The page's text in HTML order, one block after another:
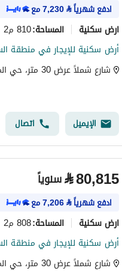
ادفع شهرياً⃁
7,230مع
ارض سكنية المساحة:810 م2
أرض سكنية للإيجار في منطقة السناية
شارع شملاً عرض 30 متر، حي المنطقة الصناعية 1، حائل
الإيميل اتصال
⃁80,815 سنوياً
ادفع شهرياً⃁
7,206مع
ارض سكنية المساحة:808 م2
أرض سكنية للإيجار في منطقة السنة
شارع شملاً عرض 30 متر، حي المنطقة الصناعية 1، حائل